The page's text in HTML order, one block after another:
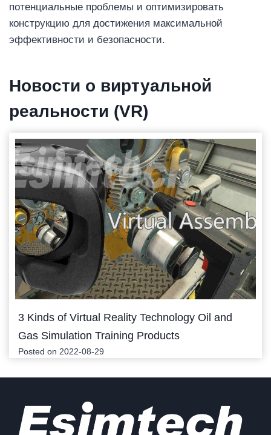
потенциальные проблемы и оптимизировать
конструкцию для достижения максимальной
эффективности и безопасности.
Новости о виртуальной
реальности (VR)
3 Kinds of Virtual Reality Technology Oil and
Gas Simulation Training Products
Posted on 2022-08-29